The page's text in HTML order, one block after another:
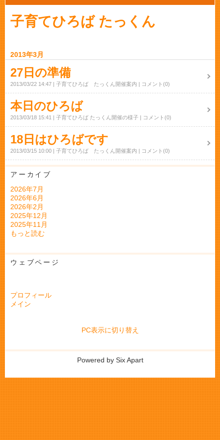
子育てひろば たっくん
2013年3月
27日の準備
2013/03/22 14:47 子育てひろば たっくん開催案内 コメント(0)
本日のひろば
2013/03/18 15:41 子育てひろば たっくん開催の様子 コメント(0)
18日はひろばです
2013/03/15 10:00 子育てひろば たっくん開催案内 コメント(0)
アーカイブ
2026年7月
2026年6月
2026年2月
2025年12月
2025年11月
もっと読む
ウェブページ
プロフィール
メイン
PC表示に切り替え
Powered by Six Apart